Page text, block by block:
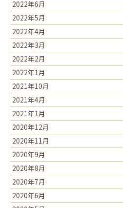
2022年6月
2022年5月
2022年4月
2022年3月
2022年2月
2022年1月
2021年10月
2021年4月
2021年1月
2020年12月
2020年11月
2020年9月
2020年8月
2020年7月
2020年6月